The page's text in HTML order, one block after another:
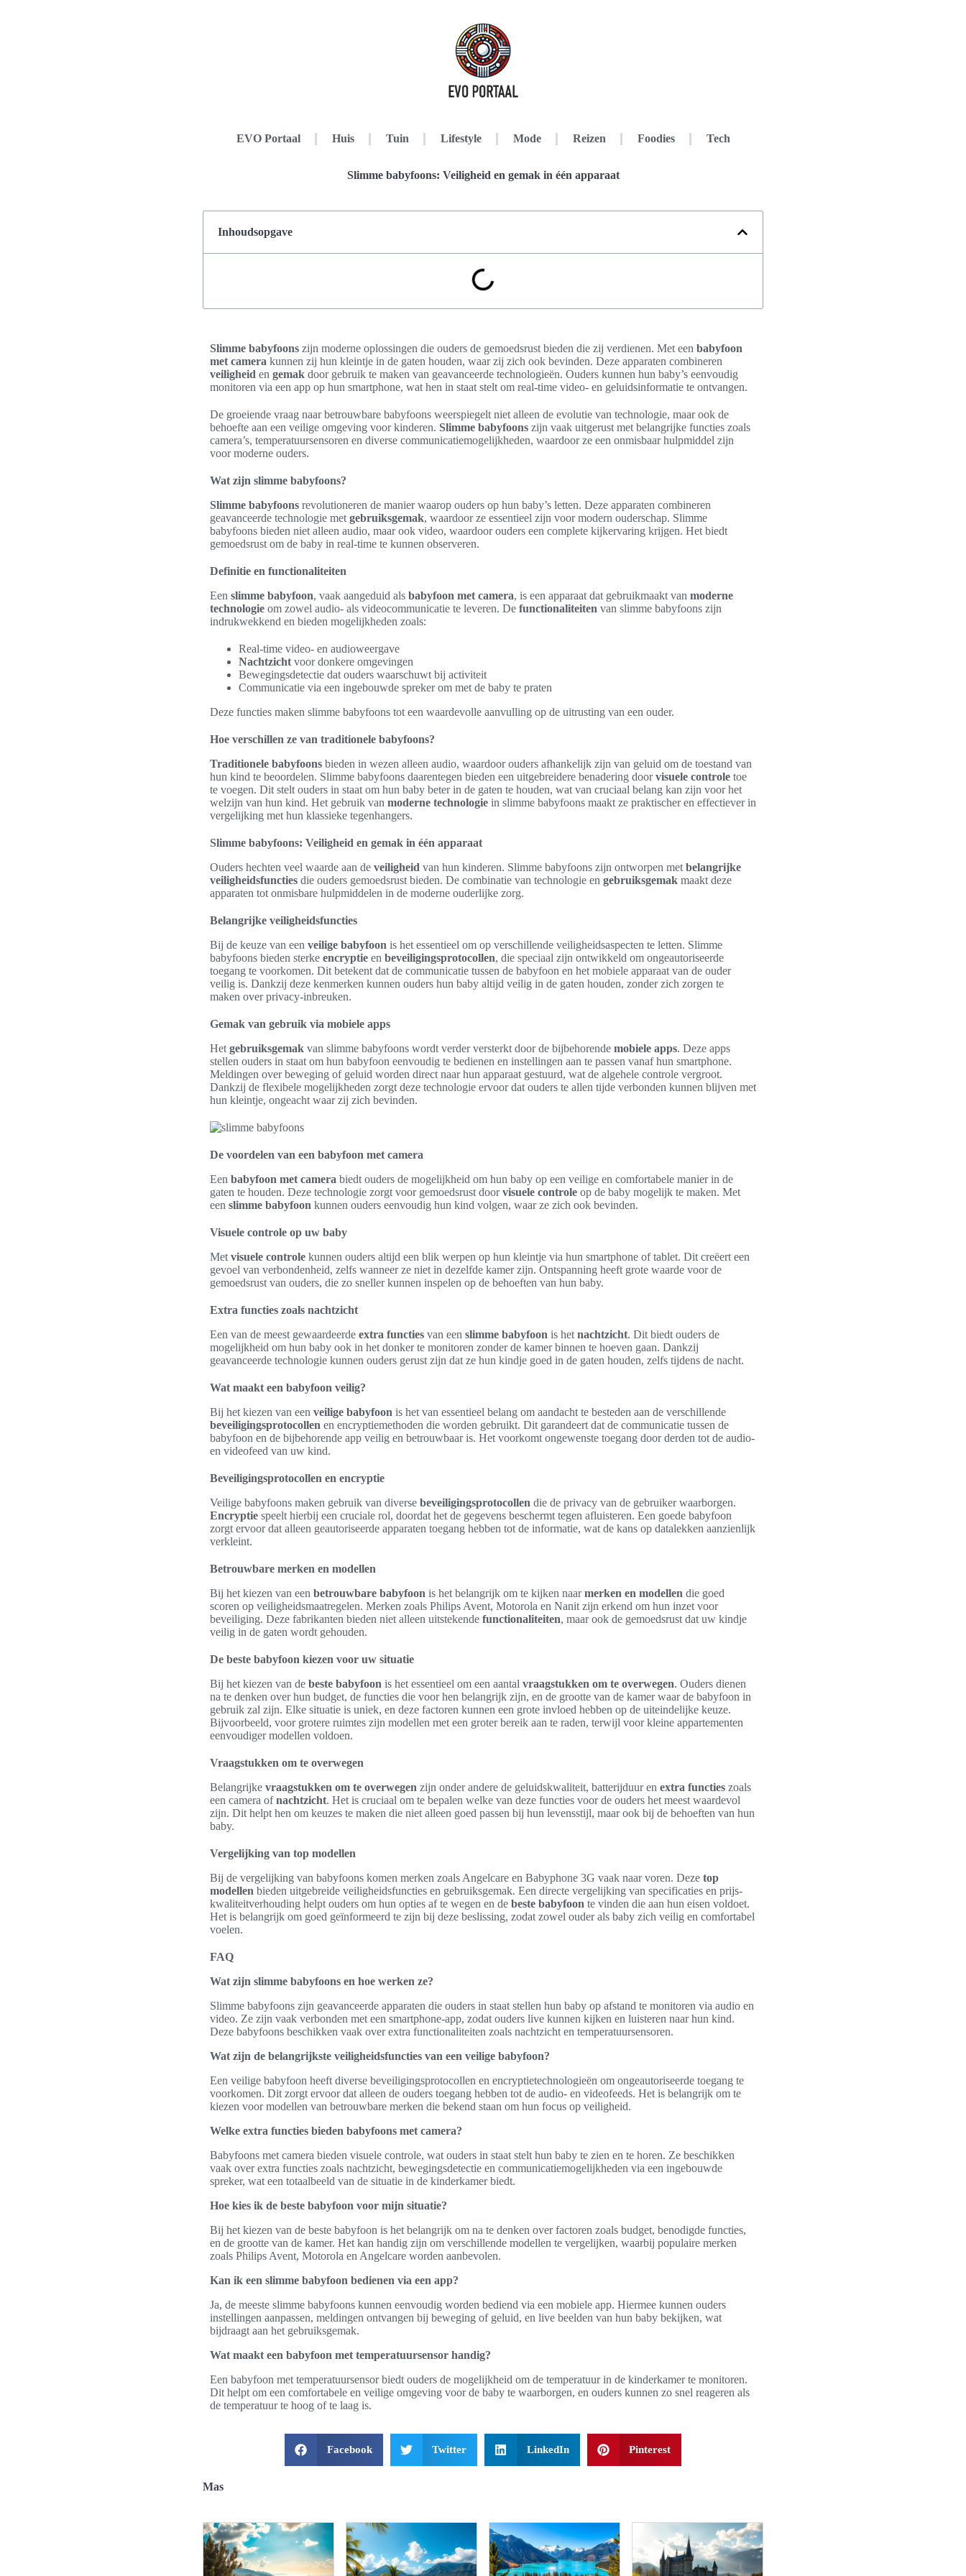
EVO Portaal Huis Tuin Lifestyle Mode Reizen Foodies Tech
Slimme babyfoons: Veiligheid en gemak in één apparaat
Inhoudsopgave
Slimme babyfoons zijn moderne oplossingen die ouders de gemoedsrust bieden die zij verdienen. Met een babyfoon
met camera kunnen zij hun kleintje in de gaten houden, waar zij zich ook bevinden. Deze apparaten combineren
veiligheid en gemak door gebruik te maken van geavanceerde technologieën. Ouders kunnen hun baby’s eenvoudig
monitoren via een app op hun smartphone, wat hen in staat stelt om real-time video- en geluidsinformatie te ontvangen.
De groeiende vraag naar betrouwbare babyfoons weerspiegelt niet alleen de evolutie van technologie, maar ook de
behoefte aan een veilige omgeving voor kinderen. Slimme babyfoons zijn vaak uitgerust met belangrijke functies zoals
camera’s, temperatuursensoren en diverse communicatiemogelijkheden, waardoor ze een onmisbaar hulpmiddel zijn
voor moderne ouders.
Wat zijn slimme babyfoons?
Slimme babyfoons revolutioneren de manier waarop ouders op hun baby’s letten. Deze apparaten combineren
geavanceerde technologie met gebruiksgemak, waardoor ze essentieel zijn voor modern ouderschap. Slimme
babyfoons bieden niet alleen audio, maar ook video, waardoor ouders een complete kijkervaring krijgen. Het biedt
gemoedsrust om de baby in real-time te kunnen observeren.
Definitie en functionaliteiten
Een slimme babyfoon, vaak aangeduid als babyfoon met camera, is een apparaat dat gebruikmaakt van moderne
technologie om zowel audio- als videocommunicatie te leveren. De functionaliteiten van slimme babyfoons zijn
indrukwekkend en bieden mogelijkheden zoals:
Real-time video- en audioweergave
Nachtzicht voor donkere omgevingen
Bewegingsdetectie dat ouders waarschuwt bij activiteit
Communicatie via een ingebouwde spreker om met de baby te praten
Deze functies maken slimme babyfoons tot een waardevolle aanvulling op de uitrusting van een ouder.
Hoe verschillen ze van traditionele babyfoons?
Traditionele babyfoons bieden in wezen alleen audio, waardoor ouders afhankelijk zijn van geluid om de toestand van
hun kind te beoordelen. Slimme babyfoons daarentegen bieden een uitgebreidere benadering doorvisuele controle toe
te voegen. Dit stelt ouders in staat om hun baby beter in de gaten te houden, wat van cruciaal belang kan zijn voor het
welzijn van hun kind. Het gebruik van moderne technologie in slimme babyfoons maakt ze praktischer en effectiever in
vergelijking met hun klassieke tegenhangers.
Slimme babyfoons: Veiligheid en gemak in één apparaat
Ouders hechten veel waarde aan de veiligheid van hun kinderen. Slimme babyfoons zijn ontworpen met belangrijke
veiligheidsfuncties die ouders gemoedsrust bieden. De combinatie van technologie en gebruiksgemak maakt deze
apparaten tot onmisbare hulpmiddelen in de moderne ouderlijke zorg.
Belangrijke veiligheidsfuncties
Bij de keuze van een veilige babyfoon is het essentieel om op verschillende veiligheidsaspecten te letten. Slimme
babyfoons bieden sterke encryptie en beveiligingsprotocollen, die speciaal zijn ontwikkeld om ongeautoriseerde
toegang te voorkomen. Dit betekent dat de communicatie tussen de babyfoon en het mobiele apparaat van de ouder
veilig is. Dankzij deze kenmerken kunnen ouders hun baby altijd veilig in de gaten houden, zonder zich zorgen te
maken over privacy-inbreuken.
Gemak van gebruik via mobiele apps
Het gebruiksgemak van slimme babyfoons wordt verder versterkt door de bijbehorende mobiele apps. Deze apps
stellen ouders in staat om hun babyfoon eenvoudig te bedienen en instellingen aan te passen vanaf hun smartphone.
Meldingen over beweging of geluid worden direct naar hun apparaat gestuurd, wat de algehele controle vergroot.
Dankzij de flexibele mogelijkheden zorgt deze technologie ervoor dat ouders te allen tijde verbonden kunnen blijven met
hun kleintje, ongeacht waar zij zich bevinden.
De voordelen van een babyfoon met camera
Een babyfoon met camera biedt ouders de mogelijkheid om hun baby op een veilige en comfortabele manier in de
gaten te houden. Deze technologie zorgt voor gemoedsrust doorvisuele controle op de baby mogelijk te maken. Met
een slimme babyfoon kunnen ouders eenvoudig hun kind volgen, waar ze zich ook bevinden.
Visuele controle op uw baby
Met visuele controle kunnen ouders altijd een blik werpen op hun kleintje via hun smartphone of tablet. Dit creëert een
gevoel van verbondenheid, zelfs wanneer ze niet in dezelfde kamer zijn. Ontspanning heeft grote waarde voor de
gemoedsrust van ouders, die zo sneller kunnen inspelen op de behoeften van hun baby.
Extra functies zoals nachtzicht
Een van de meest gewaardeerde extra functies van een slimme babyfoon is het nachtzicht. Dit biedt ouders de
mogelijkheid om hun baby ook in het donker te monitoren zonder de kamer binnen te hoeven gaan. Dankzij
geavanceerde technologie kunnen ouders gerust zijn dat ze hun kindje goed in de gaten houden, zelfs tijdens de nacht.
Wat maakt een babyfoon veilig?
Bij het kiezen van een veilige babyfoon is het van essentieel belang om aandacht te besteden aan de verschillende
beveiligingsprotocollen en encryptiemethoden die worden gebruikt. Dit garandeert dat de communicatie tussen de
babyfoon en de bijbehorende app veilig en betrouwbaar is. Het voorkomt ongewenste toegang door derden tot de audio-
en videofeed van uw kind.
Beveiligingsprotocollen en encryptie
Veilige babyfoons maken gebruik van diverse beveiligingsprotocollen die de privacy van de gebruiker waarborgen.
Encryptie speelt hierbij een cruciale rol, doordat het de gegevens beschermt tegen afluisteren. Een goede babyfoon
zorgt ervoor dat alleen geautoriseerde apparaten toegang hebben tot de informatie, wat de kans op datalekken aanzienlijk
verkleint.
Betrouwbare merken en modellen
Bij het kiezen van een betrouwbare babyfoon is het belangrijk om te kijken naarmerken en modellen die goed
scoren op veiligheidsmaatregelen. Merken zoals Philips Avent, Motorola en Nanit zijn erkend om hun inzet voor
beveiliging. Deze fabrikanten bieden niet alleen uitstekende functionaliteiten, maar ook de gemoedsrust dat uw kindje
veilig in de gaten wordt gehouden.
De beste babyfoon kiezen voor uw situatie
Bij het kiezen van de beste babyfoon is het essentieel om een aantal vraagstukken om te overwegen. Ouders dienen
na te denken over hun budget, de functies die voor hen belangrijk zijn, en de grootte van de kamer waar de babyfoon in
gebruik zal zijn. Elke situatie is uniek, en deze factoren kunnen een grote invloed hebben op de uiteindelijke keuze.
Bijvoorbeeld, voor grotere ruimtes zijn modellen met een groter bereik aan te raden, terwijl voor kleine appartementen
eenvoudiger modellen voldoen.
Vraagstukken om te overwegen
Belangrijke vraagstukken om te overwegen zijn onder andere de geluidskwaliteit, batterijduur en extra functies zoals
een camera ofnachtzicht. Het is cruciaal om te bepalen welke van deze functies voor de ouders het meest waardevol
zijn. Dit helpt hen om keuzes te maken die niet alleen goed passen bij hun levensstijl, maar ook bij de behoeften van hun
baby.
Vergelijking van top modellen
Bij de vergelijking van babyfoons komen merken zoals Angelcare en Babyphone 3G vaak naar voren. Deze top
modellen bieden uitgebreide veiligheidsfuncties en gebruiksgemak. Een directe vergelijking van specificaties en prijs-
kwaliteitverhouding helpt ouders om hun opties af te wegen en de beste babyfoon te vinden die aan hun eisen voldoet.
Het is belangrijk om goed geïnformeerd te zijn bij deze beslissing, zodat zowel ouder als baby zich veilig en comfortabel
voelen.
FAQ
Wat zijn slimme babyfoons en hoe werken ze?
Slimme babyfoons zijn geavanceerde apparaten die ouders in staat stellen hun baby op afstand te monitoren via audio en
video. Ze zijn vaak verbonden met een smartphone-app, zodat ouders live kunnen kijken en luisteren naar hun kind.
Deze babyfoons beschikken vaak over extra functionaliteiten zoals nachtzicht en temperatuursensoren.
Wat zijn de belangrijkste veiligheidsfuncties van een veilige babyfoon?
Een veilige babyfoon heeft diverse beveiligingsprotocollen en encryptietechnologieën om ongeautoriseerde toegang te
voorkomen. Dit zorgt ervoor dat alleen de ouders toegang hebben tot de audio- en videofeeds. Het is belangrijk om te
kiezen voor modellen van betrouwbare merken die bekend staan om hun focus op veiligheid.
Welke extra functies bieden babyfoons met camera?
Babyfoons met camera bieden visuele controle, wat ouders in staat stelt hun baby te zien en te horen. Ze beschikken
vaak over extra functies zoals nachtzicht, bewegingsdetectie en communicatiemogelijkheden via een ingebouwde
spreker, wat een totaalbeeld van de situatie in de kinderkamer biedt.
Hoe kies ik de beste babyfoon voor mijn situatie?
Bij het kiezen van de beste babyfoon is het belangrijk om na te denken over factoren zoals budget, benodigde functies,
en de grootte van de kamer. Het kan handig zijn om verschillende modellen te vergelijken, waarbij populaire merken
zoals Philips Avent, Motorola en Angelcare worden aanbevolen.
Kan ik een slimme babyfoon bedienen via een app?
Ja, de meeste slimme babyfoons kunnen eenvoudig worden bediend via een mobiele app. Hiermee kunnen ouders
instellingen aanpassen, meldingen ontvangen bij beweging of geluid, en live beelden van hun baby bekijken, wat
bijdraagt aan het gebruiksgemak.
Wat maakt een babyfoon met temperatuursensor handig?
Een babyfoon met temperatuursensor biedt ouders de mogelijkheid om de temperatuur in de kinderkamer te monitoren.
Dit helpt om een comfortabele en veilige omgeving voor de baby te waarborgen, en ouders kunnen zo snel reageren als
de temperatuur te hoog of te laag is.
Facebook Twitter LinkedIn Pinterest
Mas